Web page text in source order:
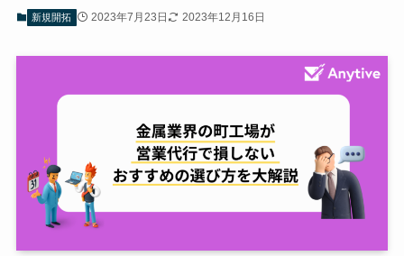
新規開拓 2023年7月23日 2023年12月16日